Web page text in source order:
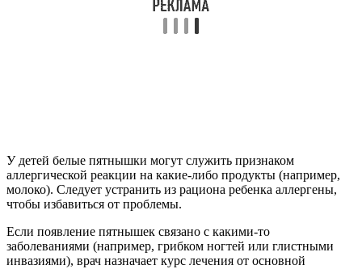
У детей белые пятнышки могут служить признаком
аллергической реакции на какие-либо продукты (например,
молоко). Следует устранить из рациона ребенка аллергены,
чтобы избавиться от проблемы.
Если появление пятнышек связано с какими-то
заболеваниями (например, грибком ногтей или глистными
инвазиями), врач назначает курс лечения от основной